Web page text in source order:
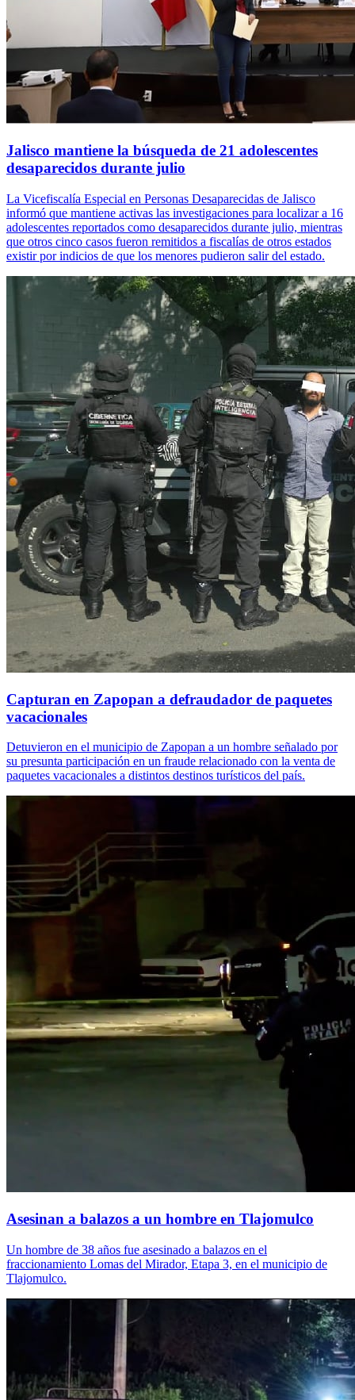
Jalisco mantiene la búsqueda de 21 adolescentes
desaparecidos durante julio
La Vicefiscalía Especial en Personas Desaparecidas de Jalisco
informó que mantiene activas las investigaciones para localizar a 16
adolescentes reportados como desaparecidos durante julio, mientras
que otros cinco casos fueron remitidos a fiscalías de otros estados
existir por indicios de que los menores pudieron salir del estado.
Capturan en Zapopan a defraudador de paquetes
vacacionales
Detuvieron en el municipio de Zapopan a un hombre señalado por
su presunta participación en un fraude relacionado con la venta de
paquetes vacacionales a distintos destinos turísticos del país.
Asesinan a balazos a un hombre en Tlajomulco
Un hombre de 38 años fue asesinado a balazos en el
fraccionamiento Lomas del Mirador, Etapa 3, en el municipio de
Tlajomulco.